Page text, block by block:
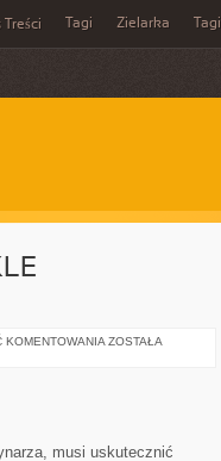
Treści Tagi Zielarka Tagi
KOMENTOWANIA DZISIAJ
ZOSTAŁA
musi uskutecznić